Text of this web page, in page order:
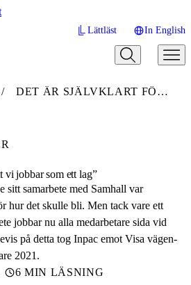
Lättläst In English
DET ÄR SJÄLVKLART FÖR ALLA ATT VI JOBBAR SOM ETT LAG
vi jobbar som ett lag”
sitt samarbete med Samhall var
hur det skulle bli. Men tack vare ett
jobbar nu alla medarbetare sida vid
på detta tog Inpac emot Visa vägen-
2021.
6 MIN LÄSNING